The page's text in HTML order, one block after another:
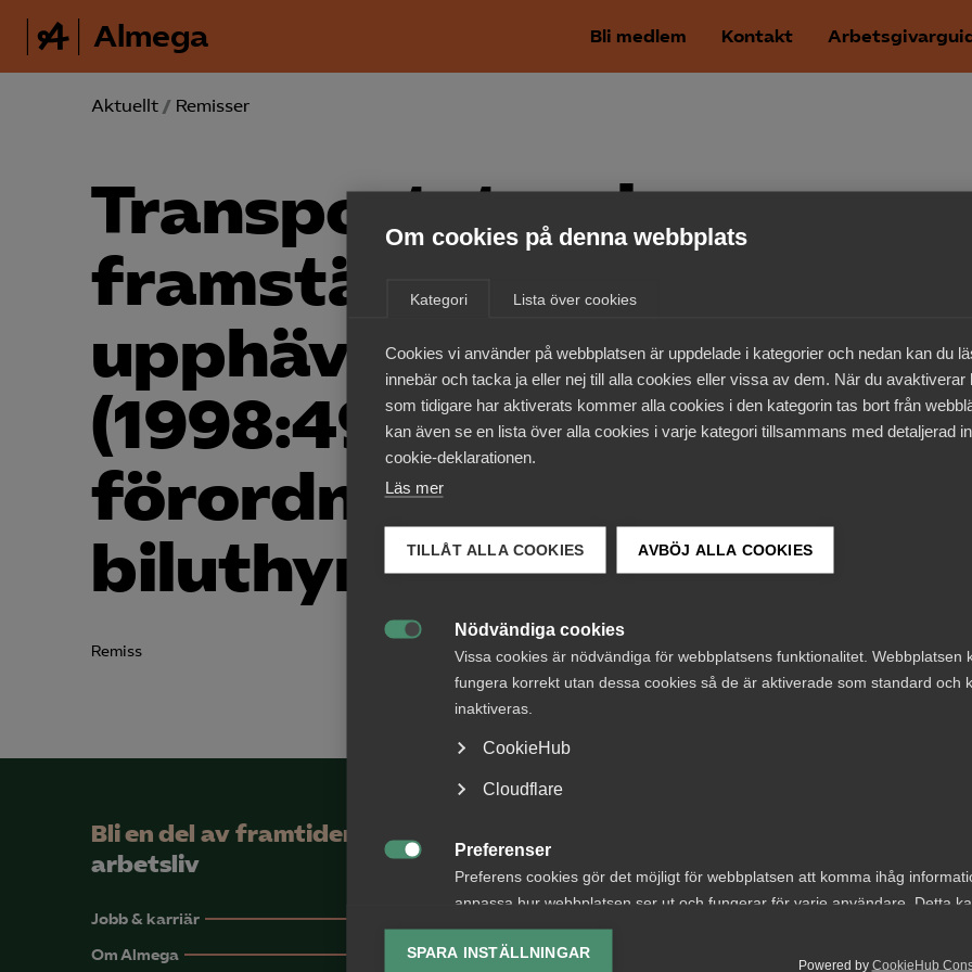
Om cookies på denna webbplats
Kategori Lista över cookies
Cookies vi använder på webbplatsen är uppdelade i kategorier och nedan kan du
innebär och tacka ja eller nej till alla cookies eller vissa av dem. När du avaktiverar
som tidigare har aktiverats kommer alla cookies i den kategorin tas bort från
kan även se en lista över alla cookies i varje kategori tillsammans med detaljerad
cookie-deklarationen.
Läs mer
TILLÅT ALLA COOKIES AVBÖJ ALLA COOKIES
Nödvändiga cookies
Vissa cookies är nödvändiga för webbplatsens funktionalitet. Webbplatsen
fungera korrekt utan dessa cookies så de är aktiverade som standard och
inaktiveras.
CookieHub
Cloudflare
Preferenser
Preferens cookies gör det möjligt för webbplatsen att komma ihåg
anpassa hur webbplatsen ser ut och fungerar för varje användare. Detta
lagring av vald valuta, region, språk eller färgschema.
Powered by CookieHub
SPARA INSTÄLLNINGAR
Almega Bli medlem Kontakt
Aktuellt / Remisser
Transport­styrelsens
framställan om
upphävande av lagen
(1998:492) och
förordningen (1998:780)
biluthyrning
Remiss
Bli en del av framtidens
arbetsliv
Jobb & karriär
Om Almega
kontakt
Mina sidor